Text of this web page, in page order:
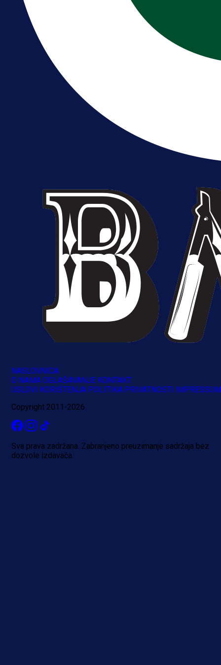
NASLOVNICA
O NAMA OGLAŠAVANJE KONTAKT
USLOVI KORIŠTENJA POLITIKA PRIVATNOSTI IMPRESSUM
Copyright 2011-2026
Sva prava zadržana. Zabranjeno preuzimanje sadržaja bez
dozvole izdavača.